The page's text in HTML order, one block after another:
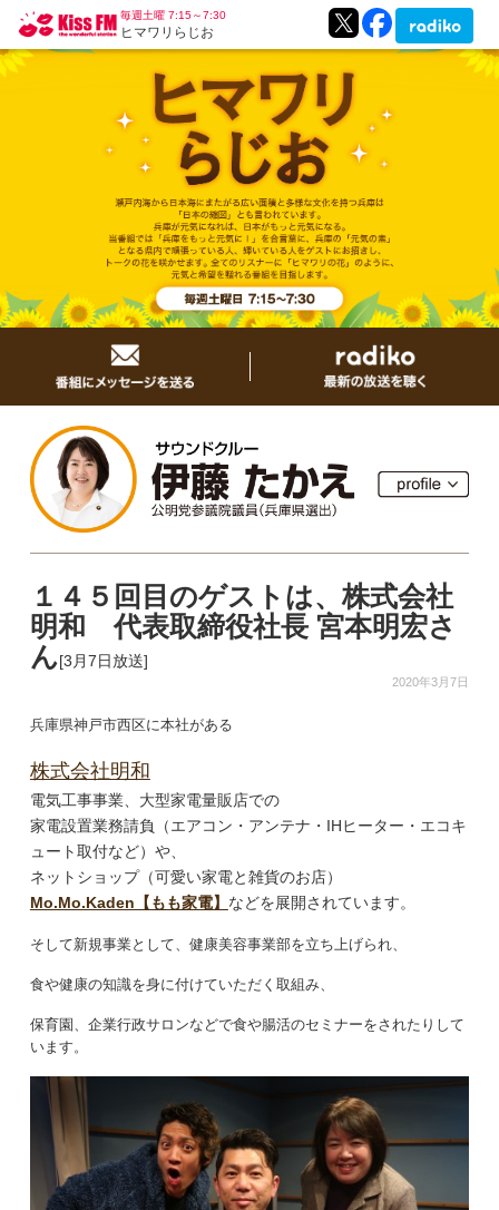
毎週土曜 7:15～7:30
ヒマワリらじお
１４５回目のゲストは、株式会社
明和 代表取締役社長 宮本明宏さ
ん[3月7日放送]
2020年3月7日
兵庫県神戸市西区に本社がある
株式会社明和
電気工事事業、大型家電量販店での
家電設置業務請負（エアコン・アンテナ・IHヒーター・エコキ
ュート取付など）や、
ネットショップ（可愛い家電と雑貨のお店）
Mo.Mo.Kaden【もも家電】 などを展開されています。
そして新規事業として、健康美容事業部を立ち上げられ、
食や健康の知識を身に付けていただく取組み、
保育園、企業行政サロンなどで食や腸活のセミナーをされたりして
います。